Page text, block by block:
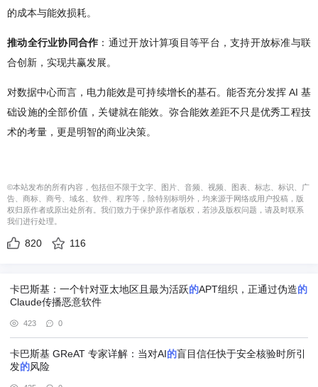
的成本与能效损耗。
推动全行业协同合作 ：通过开放计算项目等平台，支持开放标准与联
合创新，实现共赢发展。
对数据中心而言，电力能效是可持续增长的基石。能否充分发挥 AI 基
础设施的全部价值，关键就在能效。弥合能效差距不只是优秀工程技
术的考量，更是明智的商业决策。
©本站发布的所有内容，包括但不限于文字、图片、音频、视频、图表、标志、标识、广
告、商标、商号、域名、软件、程序等，除特别标明外，均来源于网络或用户投稿，版
权归原作者或原出处所有。我们致力于保护原作者版权，若涉及版权问题，请及时联系
我们进行处理。
820 116
卡巴斯基：一个针对亚太地区且最为活跃的APT组织，正通过伪造的
Claude传播恶意软件
423 0
卡巴斯基 GReAT 专家详解：当对AI的盲目信任快于安全核验时所引
发的风险